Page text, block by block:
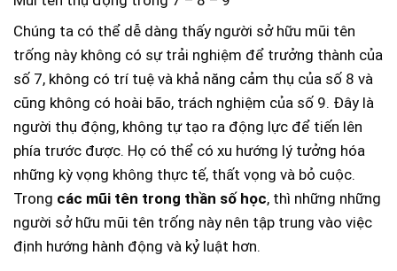
Chúng ta có thể dễ dàng thấy người sở hữu mũi tên
trống này không có sự trải nghiệm để trưởng thành của
số 7, không có trí tuệ và khả năng cảm thụ của số 8 và
cũng không có hoài bão, trách nghiệm của số 9. Đây là
người thụ động, không tự tạo ra động lực để tiến lên
phía trước được. Họ có thể có xu hướng lý tưởng hóa
những kỳ vọng không thực tế, thất vọng và bỏ cuộc.
Trong các mũi tên trong thần số học, thì những những
người sở hữu mũi tên trống này nên tập trung vào việc
định hướng hành động và kỷ luật hơn.